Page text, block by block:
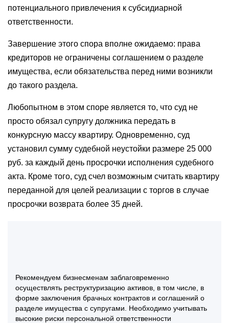
потенциального привлечения к субсидиарной
ответственности.
Завершение этого спора вполне ожидаемо: права
кредиторов не ограничены соглашением о разделе
имущества, если обязательства перед ними возникли
до такого раздела.
Любопытном в этом споре является то, что суд не
просто обязал супругу должника передать в
конкурсную массу квартиру. Одновременно, суд
установил сумму судебной неустойки размере 25 000
руб. за каждый день просрочки исполнения судебного
акта. Кроме того, суд счел возможным считать квартиру
переданной для целей реализации с торгов в случае
просрочки возврата более 35 дней.
Рекомендуем бизнесменам заблаговременно
осуществлять реструктуризацию активов, в том числе, в
форме заключения брачных контрактов и соглашений о
разделе имущества с супругами. Необходимо учитывать
высокие риски персональной ответственности